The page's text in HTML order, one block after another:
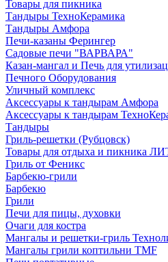
Товары для пикника
Тандыры ТехноКерамика
Тандыры Амфора
Печи-казаны Ферингер
Садовые печи "ВАРВАРА"
Казан-мангал и Печь для
Печного Оборудования
Уличный комплекс
Аксессуары к тандырам Амфора
Аксессуары к тандырам
Тандыры
Гриль-решетки (Рубцовск)
Товары для отдыха и пикника
Гриль от Феникс
Барбекю-грили
Барбекю
Грили
Печи для пицы, духовки
Очаги для костра
Мангалы и решетки-гриль
Мангалы грили коптильни TMF